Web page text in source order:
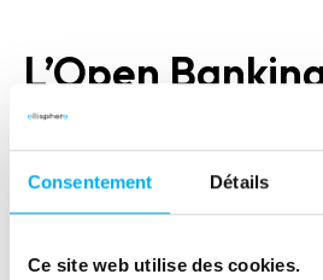
Consentement Détails
Ce site web utilise des cookies.
L’Open
nouveaux
les paiements
services